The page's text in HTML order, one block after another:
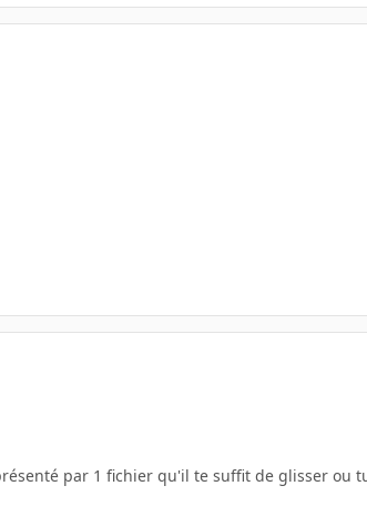
par 1 fichier qu'il te suffit de glisser ou